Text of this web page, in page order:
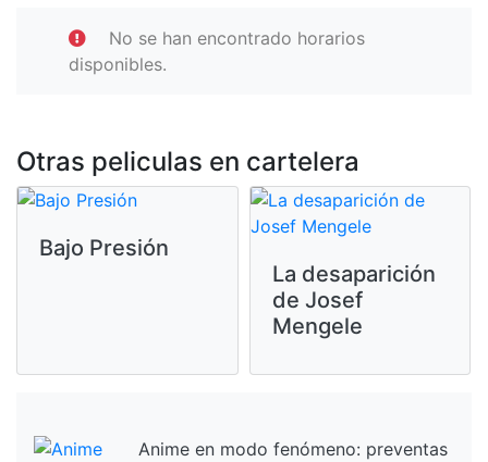
No se han encontrado horarios
disponibles.
Otras peliculas en cartelera
Bajo Presión
La desaparición
de Josef
Mengele
Anime en modo fenómeno: preventas